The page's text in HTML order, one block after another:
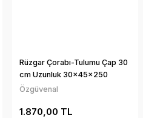
Rüzgar Çorabı-Tulumu Çap 30
cm Uzunluk 30x45x250
Özgüvenal
1.870,00 TL